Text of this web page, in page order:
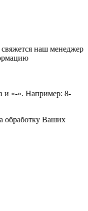
наш менеджер
и «-». Например: 8-
обработку Ваших